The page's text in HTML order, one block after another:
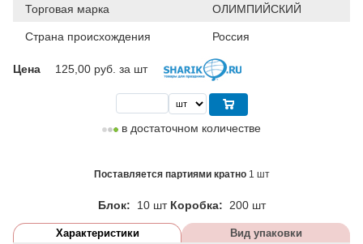
Торговая марка ОЛИМПИЙСКИЙ
Страна происхождения Россия
Цена 125,00 руб. за шт
в достаточном количестве
Поставляется партиями кратно 1 шт
Блок: 10 шт Коробка: 200 шт
Характеристики Вид упаковки